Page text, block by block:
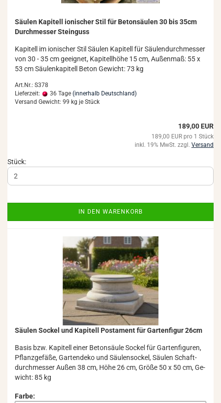
Säu­len Ka­pi­tell io­ni­scher Stil für Be­ton­säu­len 30 bis 35cm
Durch­mes­ser Stein­guss
Ka­pi­tell im io­ni­scher Stil Säu­len Ka­pi­tell für Säu­len­durch­mes­ser
von 30 - 35 cm ge­eig­net, Ka­pi­tell­hö­he 15 cm, Au­ßen­maß: 55 x
53 cm Säu­len­ka­pi­tell Beton Ge­wicht: 73 kg
Art.Nr.: S378
Lieferzeit:
36 Tage (innerhalb Deutschland)
Versand Gewicht: 99 kg je Stück
189,00 EUR
189,00 EUR pro 1 Stück
inkl. 19% MwSt. zzgl. Versand
Stück:
IN DEN WARENKORB
Säu­len So­ckel und Ka­pi­tell Pos­ta­ment für Gar­ten­fi­gur 26cm
Basis bzw. Ka­pi­tell einer Be­ton­säu­le So­ckel für Gar­ten­fi­gu­ren,
Pflanz­ge­fä­ße, Gar­ten­de­ko und Säu­len­so­ckel, Säu­len Schaft­
durch­mes­ser Außen 38 cm, Höhe 26 cm, Größe 50 x 50 cm, Ge­
wicht: 85 kg
Farbe: